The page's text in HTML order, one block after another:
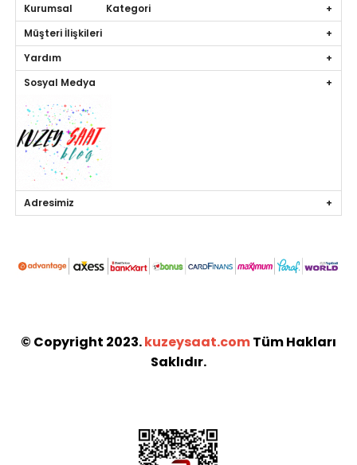
Kurumsal Kategori
Müşteri İlişkileri
Yardım
Sosyal Medya
Adresimiz
© Copyright 2023.kuzeysaat.comTüm Hakları
Saklıdır.